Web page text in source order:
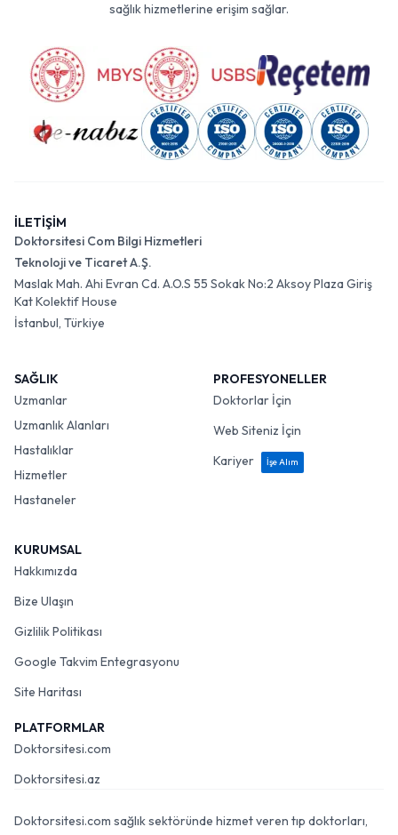
sağlık hizmetlerine erişim sağlar.
İLETİŞİM
Doktorsitesi Com Bilgi Hizmetleri
Teknoloji ve Ticaret A.Ş.
Maslak Mah. Ahi Evran Cd. A.O.S 55 Sokak No:2 Aksoy Plaza Giriş
Kat Kolektif House
İstanbul, Türkiye
SAĞLIK
Uzmanlar
Uzmanlık Alanları
Hastalıklar
Hizmetler
Hastaneler
PROFESYONELLER
Doktorlar İçin
Web Siteniz İçin
Kariyer
İşe Alım
KURUMSAL
Hakkımızda
Bize Ulaşın
Gizlilik Politikası
Google Takvim Entegrasyonu
Site Haritası
PLATFORMLAR
Doktorsitesi.com
Doktorsitesi.az
Doktorsitesi.com sağlık sektöründe hizmet veren tıp doktorları,